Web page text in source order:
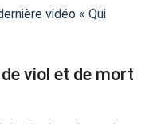
vidéo « Qui
viol et de mort